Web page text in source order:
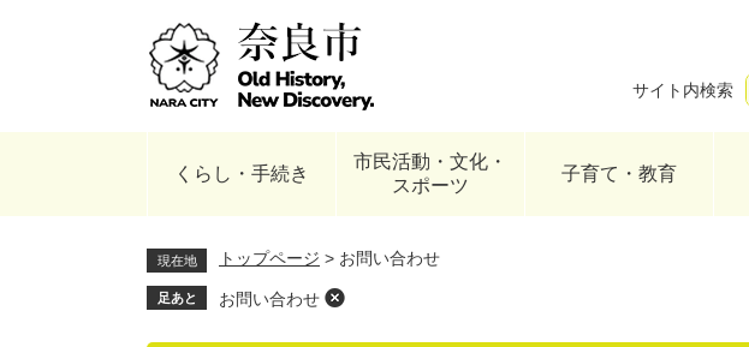
サイト内検索
くらし・手続き
市民活動・文化・
スポーツ
子育て・教育
現在地 トップページ > お問い合わせ
足あと お問い合わせ